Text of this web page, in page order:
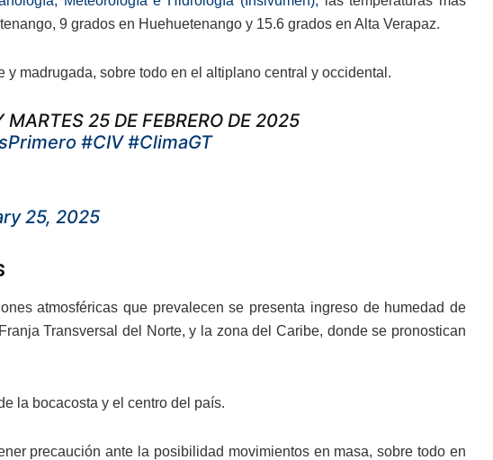
9 grados en Huehuetenango y 15.6 grados en Alta Verapaz.
madrugada, sobre todo en el altiplano central y occidental.
25 DE FEBRERO DE 2025
#CIV #ClimaGT
25, 2025
atmosféricas que prevalecen se presenta ingreso de humedad de
Transversal del Norte, y la zona del Caribe, donde se pronostican
la bocacosta y el centro del país.
precaución ante la posibilidad movimientos en masa, sobre todo en